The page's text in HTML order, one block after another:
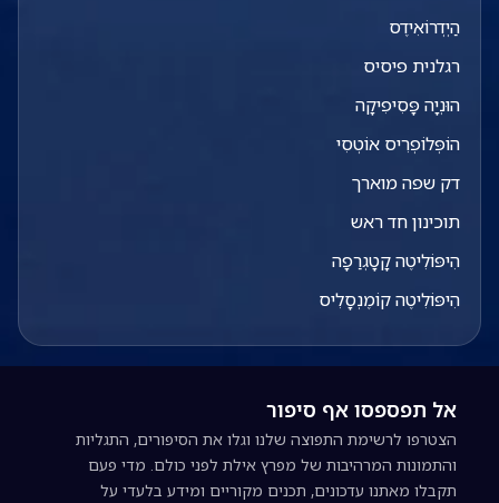
הַיְדְרוֹאִידֶס
רגלנית פיסיס
הוּנְיָה פָּסִיפִיקָה
הוֹפְּלוֹפְרִיס אוֹטְסִי
דק שפה מוארך
תוכינון חד ראש
הִיפּוֹלִיטֶה קָטָגְרַפָה
הִיפּוֹלִיטֶה קוֹמֶנְסָלִיס
אל תפספסו אף סיפור
הצטרפו לרשימת התפוצה שלנו וגלו את הסיפורים, התגליות
והתמונות המרהיבות של מפרץ אילת לפני כולם. מדי פעם
תקבלו מאתנו עדכונים, תכנים מקוריים ומידע בלעדי על